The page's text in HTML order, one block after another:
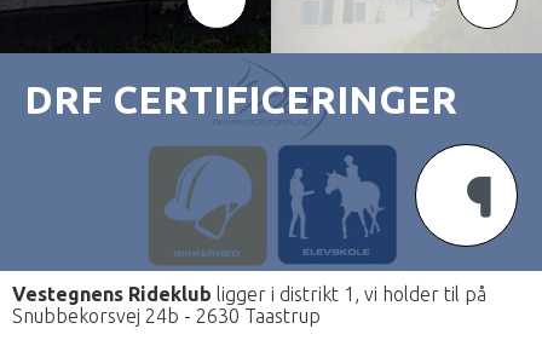
DRF CERTIFICERINGER
Vestegnens Rideklub ligger i distrikt 1, vi holder til på
Snubbekorsvej 24b - 2630 Taastrup